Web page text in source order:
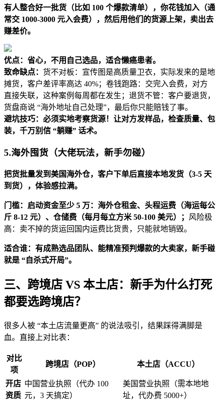
有人整合好一批货（比如 100 个爆款清单），你花钱加入（通
常交 1000-3000 元入会费），然后用他们的货源上架，卖出去
赚差价。
优点：省心，不用自己选品，适合懒癌患者。
致命缺点： 货不对板：宣传图是高质量卫衣，实际发来的是地
摊货，客户差评率高达 40%；卷钱跑路：交完入会费，对方
直接失联，这种案例每周都在发生；退货不管：客户要退货，
货盘商说 “海外地址自己处理”，最后你只能赔钱了事。
避坑技巧：必须实地考察货源！让对方发样品，检查质量、包
装，千万别信 “躺赚” 话术。
5.海外囤货（大佬玩法，新手勿碰）
把货批量发到美国海外仓，客户下单后直接本地发货（3-5 天
到货），体验感拉满。
门槛：启动资金至少 5 万：海外仓租金、头程运费（海运每公
斤 8-12 元）、仓储费（每月每立方米 50-100 美元）； 风险极
高：卖不掉的货运回国内运费比货贵，只能就地销毁。
适合谁：有成熟选品团队、能精准预判爆款的大卖家，新手碰
就是 “自杀式开局”。
三、跨境店 VS 本土店：新手为什么打死
都要选跨境店？
很多人被 “本土店流量更高” 的说法吸引，结果踩得满脚是
血。直接上对比表：
对比
项
跨境店（POP） 本土店（ACCU）
开店
资质
中国营业执照（代办 100
元，3 天搞定）
美国营业执照（需本地地
址，代办费 5000+）